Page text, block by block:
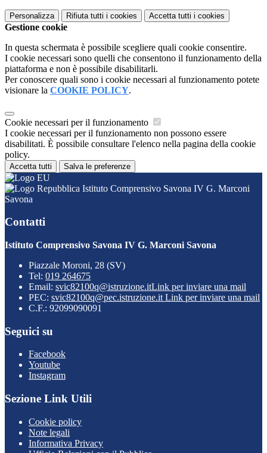
Personalizza Rifiuta tutti i cookies Accetta tutti i cookies
Gestione cookie
In questa schermata è possibile scegliere quali cookie consentire.
I cookie necessari sono quelli che consentono il funzionamento della
piattaforma e non è possibile disabilitarli.
Per conoscere quali sono i cookie necessari al funzionamento potete
visionare la COOKIE POLICY.
Cookie necessari per il funzionamento
I cookie necessari per il funzionamento non possono essere
disabilitati. È possibile consultare l'elenco nella pagina della cookie
policy.
Accetta tutti Salva le preferenze
Istituto Comprensivo Savona IV G. Marconi
Savona
Contatti
Istituto Comprensivo Savona IV G. Marconi Savona
Piazzale Moroni, 28 (SV)
Tel: 019 264675
Email: svic82100q@istruzione.itLink per inviare una mail
PEC: svic82100q@pec.istruzione.it Link per inviare una mail
C.F.: 92099090091
Seguici su
Facebook
Youtube
Instagram
Sezione Link Utili
Cookie policy
Note legali
Informativa Privacy